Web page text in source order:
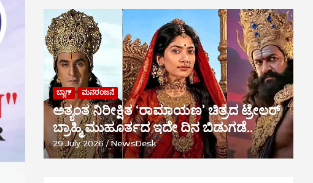
ಬ್ಲಾಗ್ ಮನರಂಜನೆ
ಅತ್ಯಂತ ನಿರೀಕ್ಷಿತ ‘ರಾಮಾಯಣ’ ಚಿತ್ರದ ಟ್ರೇಲರ್
ಬ್ರಾಹ್ಮಿ ಮುಹೂರ್ತದ ಇದೇ ದಿನ ಬಿಡುಗಡೆ..
29 July 2026 NewsDesk